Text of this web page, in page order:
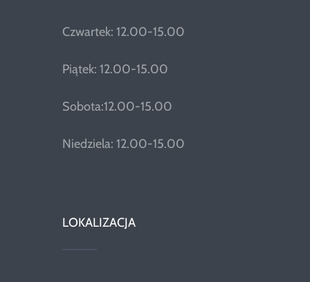
Czwartek: 12.00-15.00
Piątek: 12.00-15.00
Sobota:12.00-15.00
Niedziela: 12.00-15.00
LOKALIZACJA